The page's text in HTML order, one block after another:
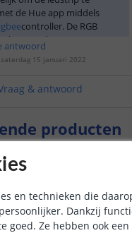
producten
de Hue app middels
controller. De RGB
aangesloten op RGB van
die de Hue-app
en uitzetten, dimmen,
etc werken wel.
antwoord
zaterdag 15 januari 2022
& antwoord
en technieken die
Dankzij
goed. Ze hebben ook